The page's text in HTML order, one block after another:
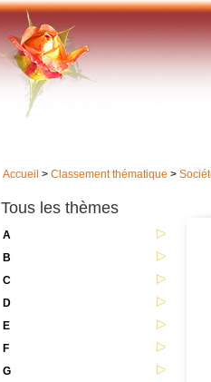
Accueil > Classement thématique >
Tous les thèmes
A
B
C
D
E
F
G